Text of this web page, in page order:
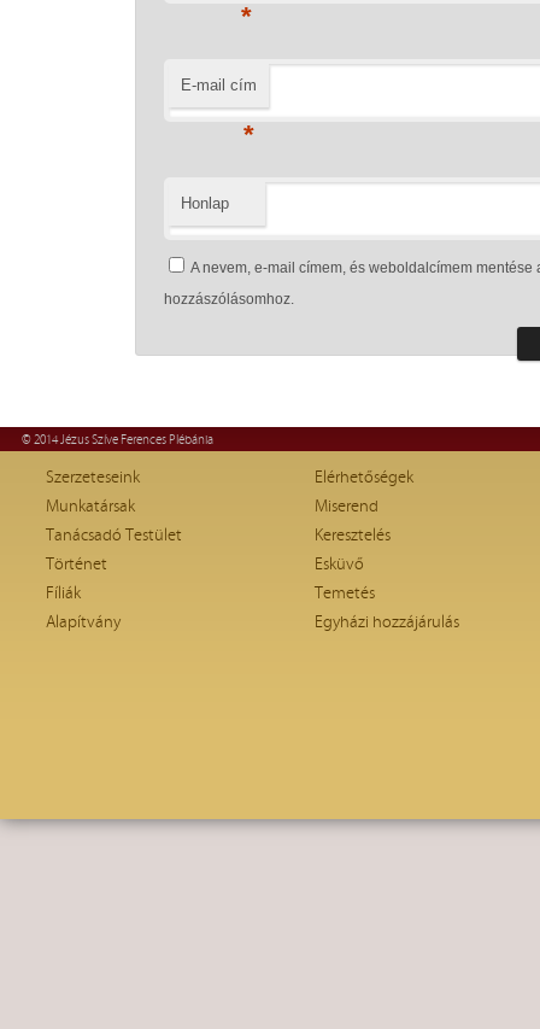
*
E-mail cím
*
Honlap
A nevem, e-mail címem, és weboldalcímem
hozzászólásomhoz.
© 2014 Jézus Szíve Ferences Plébánia
Szerzeteseink
Munkatársak
Tanácsadó Testület
Történet
Fíliák
Alapítvány
Elérhetőségek
Miserend
Keresztelés
Esküvő
Temetés
Egyházi hozzájárulás